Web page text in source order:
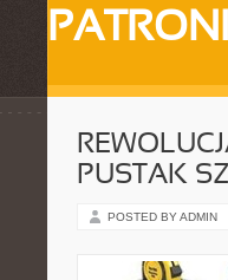
PATRONI
PUSTAK
POSTED BY ADMIN